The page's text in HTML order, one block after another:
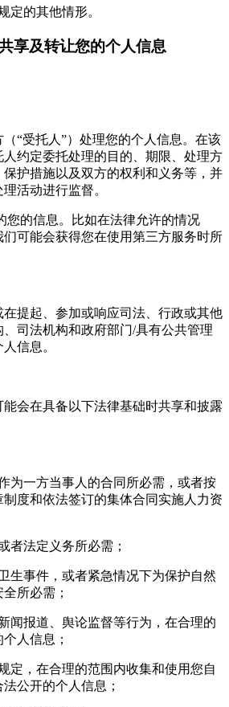
定的其他情形。
享及转让您的个人信息
“受托人”）处理您的个人信息。在该
约定委托处理的目的、期限、处理方
护措施以及双方的权利和义务等，并
活动进行监督。
您的信息。比如在法律允许的情况
可能会获得您在使用第三方服务时所
提起、参加或响应司法、行政或其他
司法机构和政府部门/具有公共管理
信息。
会在具备以下法律基础时共享和披露
为一方当事人的合同所必需，或者按
度和依法签订的集体合同实施人力资
者法定义务所必需；
生事件，或者紧急情况下为保护自然
所必需；
闻报道、舆论监督等行为，在合理的
人信息；
定，在合理的范围内收集和使用您自
公开的个人信息；